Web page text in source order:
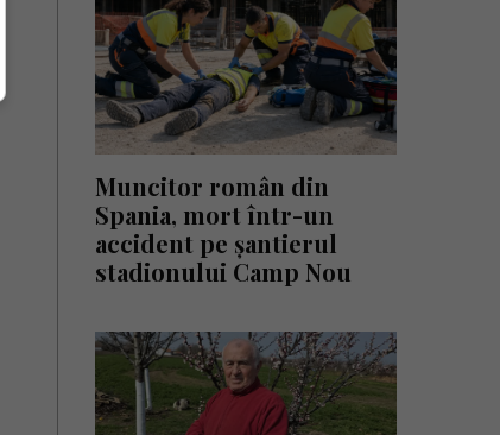
Muncitor român din
Spania, mort într-un
accident pe șantierul
stadionului Camp Nou